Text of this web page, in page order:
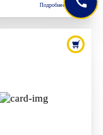
Подробнее